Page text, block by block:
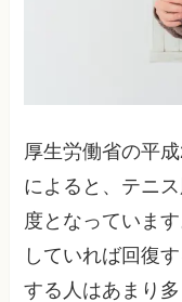
厚生労働省の平
によると、テニ
度となっていま
していれば回復
する人はあまり